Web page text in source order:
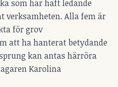
som har haft ledande
verksamheten. Alla fem är
för grov
att ha hanterat betydande
kan antas härröra
Karolina